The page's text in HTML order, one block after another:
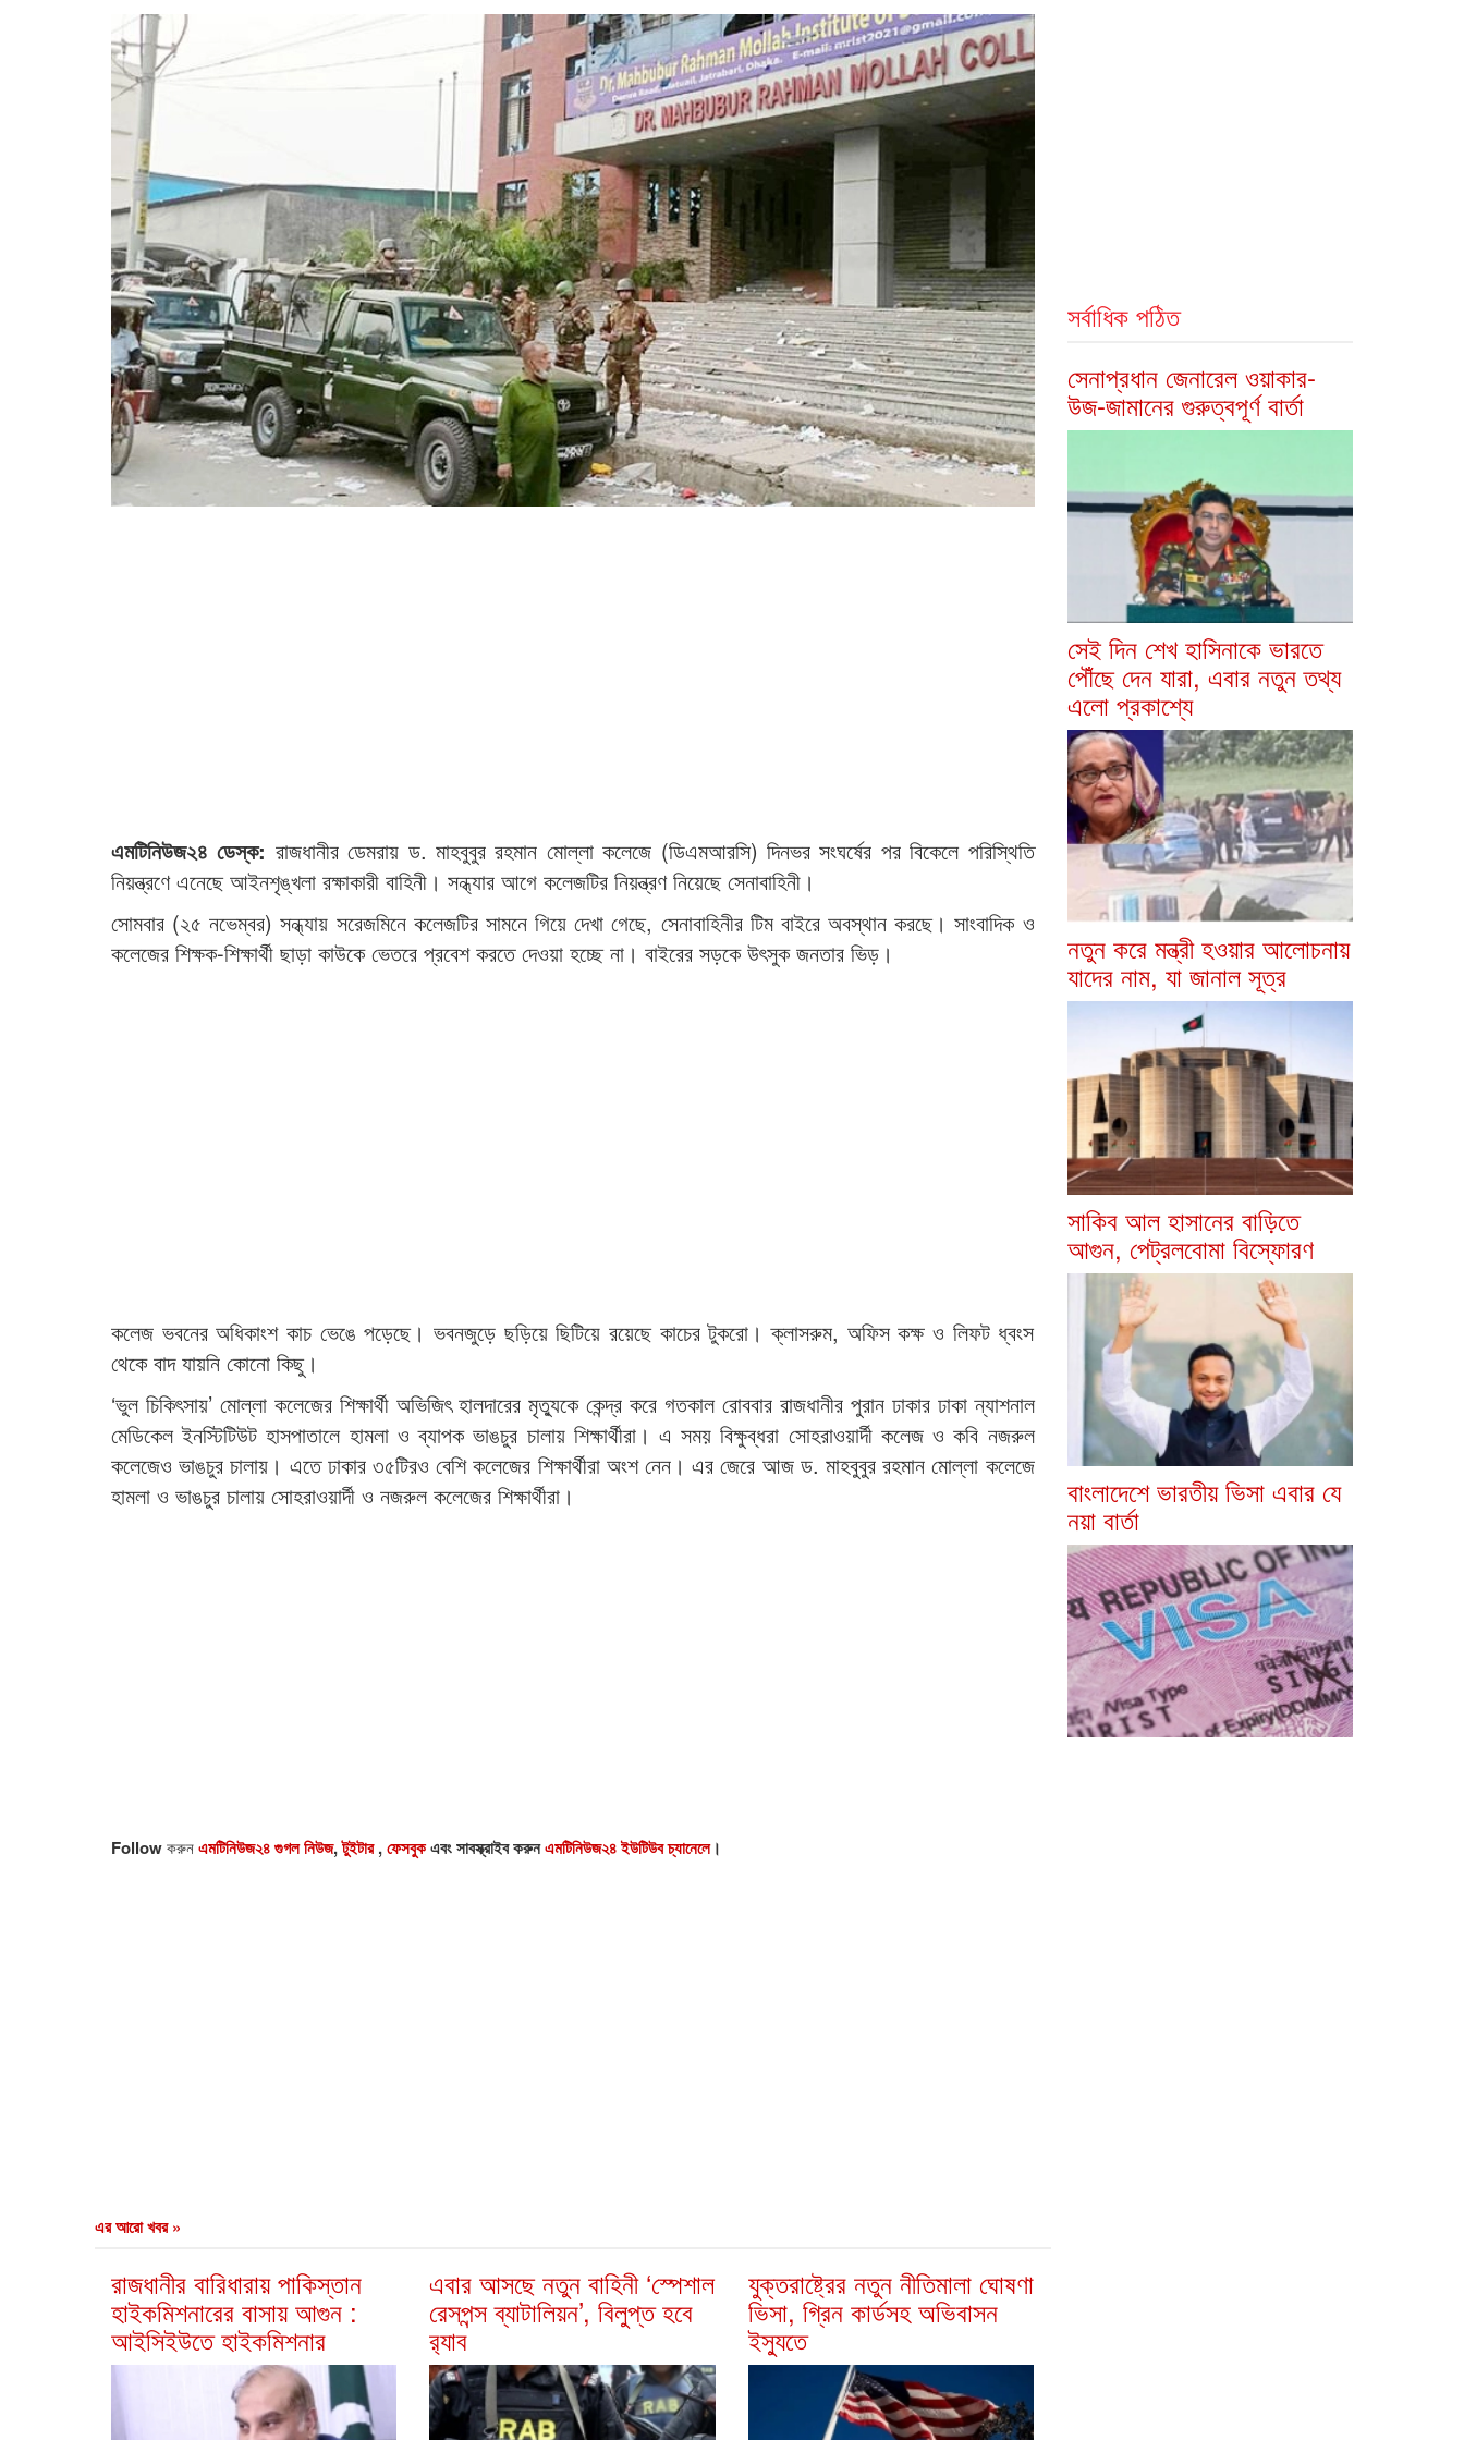
এমটিনিউজ২৪ ডেস্ক: রাজধানীর ডেমরায় ড. মাহবুবুর রহমান মোল্লা কলেজে (ডিএমআরসি) দিনভর সংঘর্ষের পর বিকেলে পরিস্থিতি
নিয়ন্ত্রণে এনেছে আইনশৃঙ্খলা রক্ষাকারী বাহিনী। সন্ধ্যার আগে কলেজটির নিয়ন্ত্রণ নিয়েছে সেনাবাহিনী।
সোমবার (২৫ নভেম্বর) সন্ধ্যায় সরেজমিনে কলেজটির সামনে গিয়ে দেখা গেছে, সেনাবাহিনীর টিম বাইরে অবস্থান করছে। সাংবাদিক ও
কলেজের শিক্ষক-শিক্ষার্থী ছাড়া কাউকে ভেতরে প্রবেশ করতে দেওয়া হচ্ছে না। বাইরের সড়কে উৎসুক জনতার ভিড়।
কলেজ ভবনের অধিকাংশ কাচ ভেঙে পড়েছে। ভবনজুড়ে ছড়িয়ে ছিটিয়ে রয়েছে কাচের টুকরো। ক্লাসরুম, অফিস কক্ষ ও লিফট ধ্বংস
থেকে বাদ যায়নি কোনো কিছু।
‘ভুল চিকিৎসায়’ মোল্লা কলেজের শিক্ষার্থী অভিজিৎ হালদারের মৃত্যুকে কেন্দ্র করে গতকাল রোববার রাজধানীর পুরান ঢাকার ঢাকা ন্যাশনাল
মেডিকেল ইনস্টিটিউট হাসপাতালে হামলা ও ব্যাপক ভাঙচুর চালায় শিক্ষার্থীরা। এ সময় বিক্ষুব্ধরা সোহরাওয়ার্দী কলেজ ও কবি নজরুল
কলেজেও ভাঙচুর চালায়। এতে ঢাকার ৩৫টিরও বেশি কলেজের শিক্ষার্থীরা অংশ নেন। এর জেরে আজ ড. মাহবুবুর রহমান মোল্লা কলেজে
হামলা ও ভাঙচুর চালায় সোহরাওয়ার্দী ও নজরুল কলেজের শিক্ষার্থীরা।
Followকরুনএমটিনিউজ২৪ গুগল নিউজ,টুইটার,ফেসবুকএবং সাবস্ক্রাইব করুনএমটিনিউজ২৪ ইউটিউব চ্যানেলে।
এর আরো খবর »
রাজধানীর বারিধারায় পাকিস্তান
হাইকমিশনারের বাসায় আগুন :
আইসিইউতে হাইকমিশনার
এবার আসছে নতুন বাহিনী ‘স্পেশাল
রেসপন্স ব্যাটালিয়ন’, বিলুপ্ত হবে
র‍্যাব
যুক্তরাষ্ট্রের নতুন নীতিমালা ঘোষণা
ভিসা, গ্রিন কার্ডসহ অভিবাসন
ইস্যুতে
সর্বাধিক পঠিত
সেনাপ্রধান জেনারেল ওয়াকার-
উজ-জামানের গুরুত্বপূর্ণ বার্তা
সেই দিন শেখ হাসিনাকে ভারতে
পৌঁছে দেন যারা, এবার নতুন তথ্য
এলো প্রকাশ্যে
নতুন করে মন্ত্রী হওয়ার আলোচনায়
যাদের নাম, যা জানাল সূত্র
সাকিব আল হাসানের বাড়িতে
আগুন, পেট্রলবোমা বিস্ফোরণ
বাংলাদেশে ভারতীয় ভিসা এবার যে
নয়া বার্তা